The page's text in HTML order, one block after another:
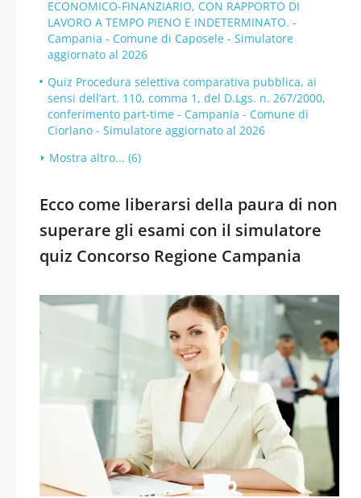
ECONOMICO-FINANZIARIO, CON RAPPORTO DI
LAVORO A TEMPO PIENO E INDETERMINATO. -
Campania - Comune di Caposele - Simulatore
aggiornato al 2026
Quiz Procedura selettiva comparativa pubblica, ai
sensi dell’art. 110, comma 1, del D.Lgs. n. 267/2000,
conferimento part-time - Campania - Comune di
Ciorlano - Simulatore aggiornato al 2026
Mostra altro... (6)
Ecco come liberarsi della paura di non
superare gli esami con il simulatore
quiz Concorso Regione Campania